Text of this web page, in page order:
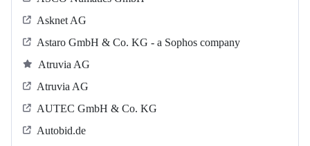
Asknet AG
Astaro GmbH & Co. KG - a Sophos company
Atruvia AG
Atruvia AG
AUTEC GmbH & Co. KG
Autobid.de